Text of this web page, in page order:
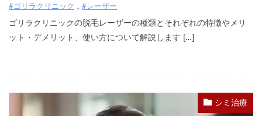
#ゴリラクリニック #レーザー
ゴリラクリニックの脱毛レーザーの種類とそれぞれの特徴やメリ
ット・デメリット、使い方について解説します […]
シミ治療